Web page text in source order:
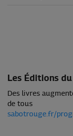
Les Éditions
Des livres
de tous
sabotrouge.fr/